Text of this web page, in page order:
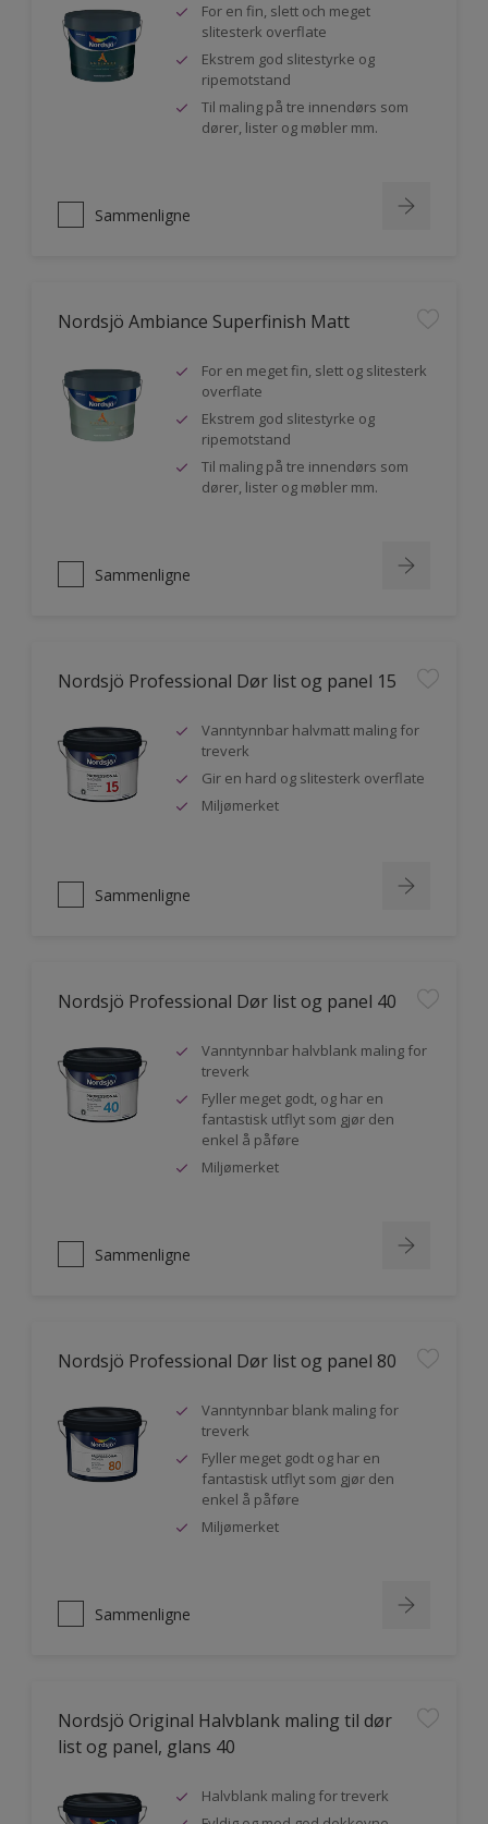
For en fin, slett och meget
slitesterk overflate
Ekstrem god slitestyrke og
ripemotstand
Til maling på tre innendørs som
dører, lister og møbler mm.
Sammenligne
Nordsjö Ambiance Superfinish Matt
For en meget fin, slett og slitesterk
overflate
Ekstrem god slitestyrke og
ripemotstand
Til maling på tre innendørs som
dører, lister og møbler mm.
Sammenligne
Nordsjö Professional Dør list og panel 15
Vanntynnbar halvmatt maling for
treverk
Gir en hard og slitesterk overflate
Miljømerket
Sammenligne
Nordsjö Professional Dør list og panel 40
Vanntynnbar halvblank maling for
treverk
Fyller meget godt, og har en
fantastisk utflyt som gjør den
enkel å påføre
Miljømerket
Sammenligne
Nordsjö Professional Dør list og panel 80
Vanntynnbar blank maling for
treverk
Fyller meget godt og har en
fantastisk utflyt som gjør den
enkel å påføre
Miljømerket
Sammenligne
Nordsjö Original Halvblank maling til dør
list og panel, glans 40
Halvblank maling for treverk